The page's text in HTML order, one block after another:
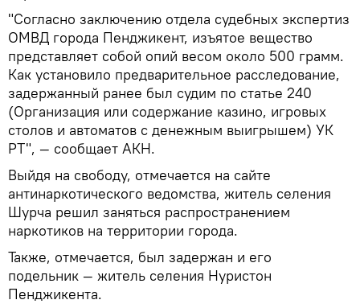
"Согласно заключению отдела судебных экспертиз
ОМВД города Пенджикент, изъятое вещество
представляет собой опий весом около 500 грамм.
Как установило предварительное расследование,
задержанный ранее был судим по статье 240
(Организация или содержание казино, игровых
столов и автоматов с денежным выигрышем) УК
РТ", — сообщает АКН.
Выйдя на свободу, отмечается на сайте
антинаркотического ведомства, житель селения
Шурча решил заняться распространением
наркотиков на территории города.
Также, отмечается, был задержан и его
подельник — житель селения Нуристон
Пенджикента.